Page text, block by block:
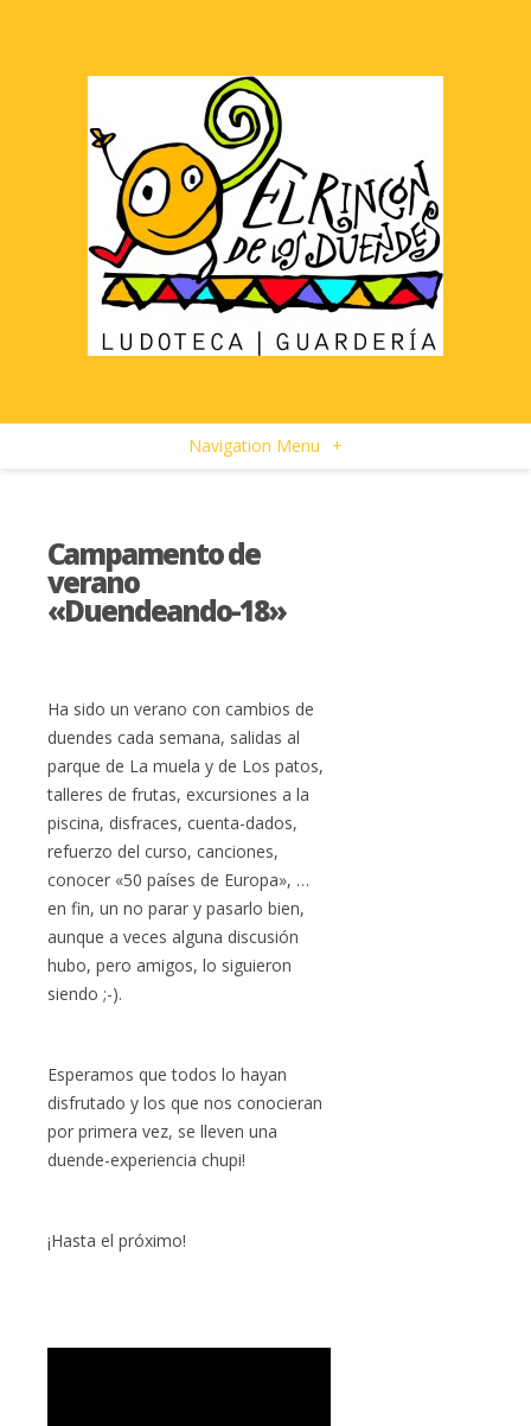
Navigation Menu +
Campamento de
verano
«Duendeando-18»
Ha sido un verano con cambios de
duendes cada semana, salidas al
parque de La muela y de Los patos,
talleres de frutas, excursiones a la
piscina, disfraces, cuenta-dados,
refuerzo del curso, canciones,
conocer «50 países de Europa», …
en fin, un no parar y pasarlo bien,
aunque a veces alguna discusión
hubo, pero amigos, lo siguieron
siendo ;-).
Esperamos que todos lo hayan
disfrutado y los que nos conocieran
por primera vez, se lleven una
duende-experiencia chupi!
¡Hasta el próximo!